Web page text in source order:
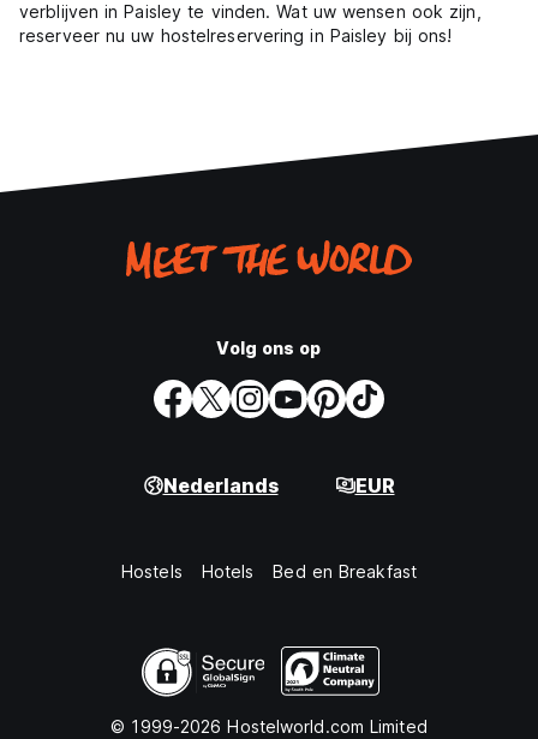
verblijven in Paisley te vinden. Wat uw wensen ook zijn,
reserveer nu uw hostelreservering in Paisley bij ons!
Volg ons op
Nederlands EUR
Hostels Hotels Bed en Breakfast
© 1999-2026 Hostelworld.com Limited